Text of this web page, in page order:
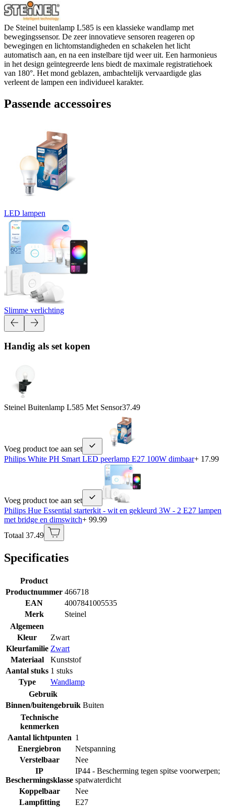
De Steinel buitenlamp L585 is een klassieke wandlamp met
bewegingssensor. De zeer innovatieve sensoren reageren op
bewegingen en lichtomstandigheden en schakelen het licht
automatisch aan, en na een instelbare tijd weer uit. Een harmonieus
in het design geïntegreerde lens biedt de maximale registratiehoek
van 180°. Het mond geblazen, ambachtelijk vervaardigde glas
verleent de lampen een individueel karakter.
Passende accessoires
LED lampen
Slimme verlichting
Handig als set kopen
Steinel Buitenlamp L585 Met Sensor37.49
Voeg product toe aan set
Philips White PH Smart LED peerlamp E27 100W dimbaar+ 17.99
Voeg product toe aan set
Philips Hue Essential starterkit - wit en gekleurd 3W - 2 E27 lampen
met bridge en dimswitch+ 99.99
Totaal 37.49
Specificaties
Product
Productnummer 466718
EAN
4007841005535
Merk
Steinel
Algemeen
Kleur
Zwart
Kleurfamilie Zwart
Materiaal
Kunststof
Aantal stuks 1 stuks
Type
Wandlamp
Gebruik
Binnen/buitengebruik Buiten
Technische
kenmerken
Aantal lichtpunten 1
Energiebron
Netspanning
Verstelbaar
Nee
IP
Beschermingsklasse
IP44 - Bescherming tegen spitse voorwerpen;
spatwaterdicht
Koppelbaar
Nee
Lampfitting
E27